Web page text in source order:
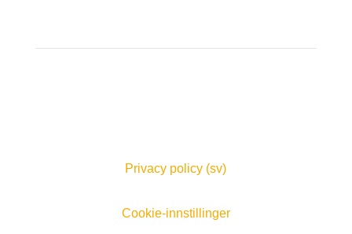
Privacy policy (sv)
Cookie-innstillinger